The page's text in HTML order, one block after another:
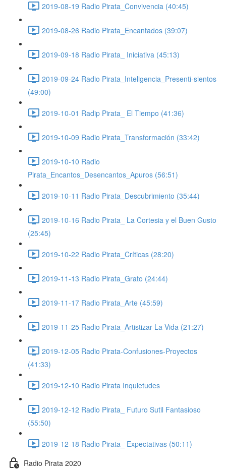
2019-08-19 Radio Pirata_Convivencia (40:45)
2019-08-26 Radio Pirata_Encantados (39:07)
2019-09-18 Radio Pirata_ Iniciativa (45:13)
2019-09-24 Radio Pirata_Inteligencia_Presenti-sientos
(49:00)
2019-10-01 Radip Pirata_ El Tiempo (41:36)
2019-10-09 Radio Pirata_Transformación (33:42)
2019-10-10 Radio
Pirata_Encantos_Desencantos_Apuros (56:51)
2019-10-11 Radio Pirata_Descubrimiento (35:44)
2019-10-16 Radio Pirata_ La Cortesia y el Buen Gusto
(25:45)
2019-10-22 Radio Pirata_Críticas (28:20)
2019-11-13 Radio Pirata_Grato (24:44)
2019-11-17 Radio Pirata_Arte (45:59)
2019-11-25 Radio Pirata_Artistizar La Vida (21:27)
2019-12-05 Radio Pirata-Confusiones-Proyectos
(41:33)
2019-12-10 Radio Pirata Inquietudes
2019-12-12 Radio Pirata_ Futuro Sutil Fantasioso
(55:50)
2019-12-18 Radio Pirata_ Expectativas (50:11)
Radio Pirata 2020